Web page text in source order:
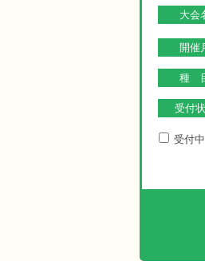
大会
開催
種
受付
受付中